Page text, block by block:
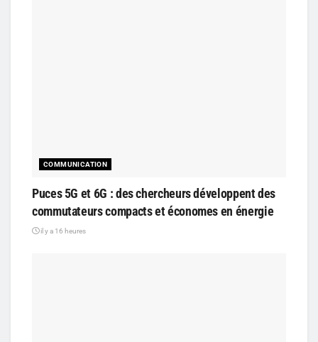
COMMUNICATION
Puces 5G et 6G : des chercheurs développent des
commutateurs compacts et économes en énergie
il y a 16 heures